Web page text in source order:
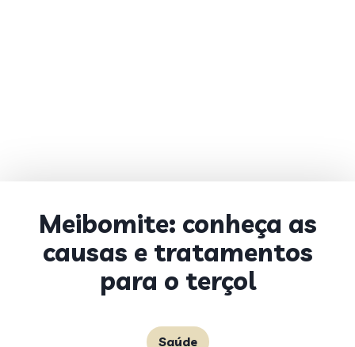
Meibomite: conheça as
causas e tratamentos
para o terçol
Saúde